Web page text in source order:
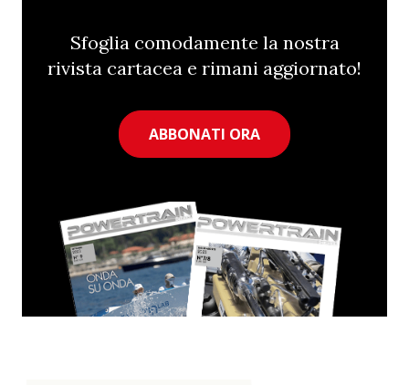
Sfoglia comodamente la nostra
rivista cartacea e rimani aggiornato!
ABBONATI ORA